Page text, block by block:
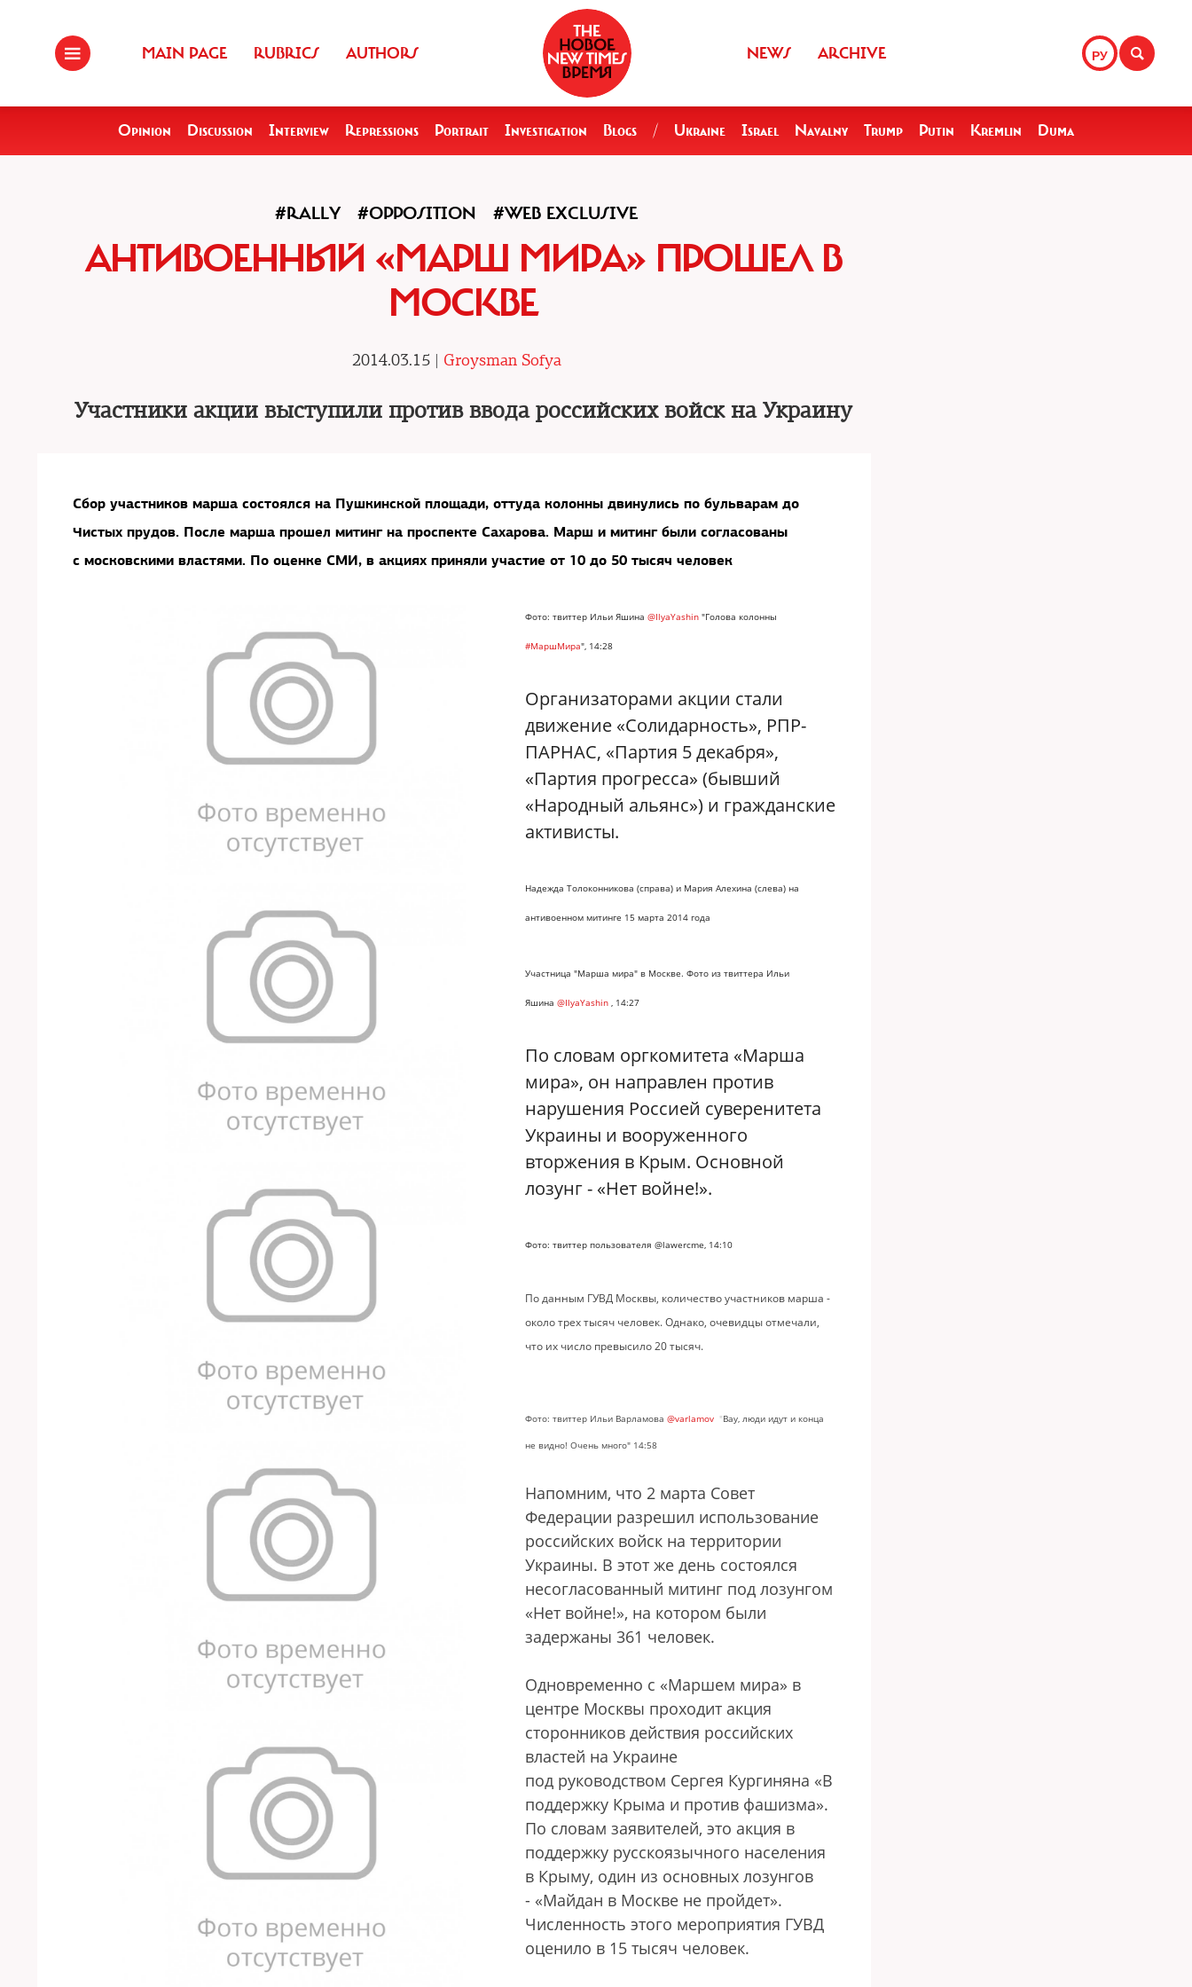
MAIN PAGE RUBRICS AUTHORS РУ
NEWS ARCHIVE
Opinion Discussion Interview Repressions Portrait Investigation Blogs / Ukraine Israel Navalny Trump Putin Kremlin Duma
#RALLY #OPPOSITION #WEB EXCLUSIVE
АНТИВОЕННЫЙ «МАРШ МИРА» ПРОШЕЛ В
МОСКВЕ
2014.03.15 | Groysman Sofya
Участники акции выступили против ввода российских войск на Украину
Сбор участников марша состоялся на Пушкинской площади, оттуда колонны двинулись по бульварам до
Чистых прудов. После марша прошел митинг на проспекте Сахарова. Марш и митинг были согласованы
с московскими властями. По оценке СМИ, в акциях приняли участие от 10 до 50 тысяч человек
Фото: твиттер Ильи Яшина @IlyaYashin "Голова колонны
#МаршМира", 14:28
Организаторами акции стали
движение «Солидарность», РПР-
ПАРНАС, «Партия 5 декабря»,
«Партия прогресса» (бывший
«Народный альянс») и гражданские
активисты.
Надежда Толоконникова (справа) и Мария Алехина (слева) на
антивоенном митинге 15 марта 2014 года
Участница "Марша мира" в Москве. Фото из твиттера Ильи
Яшина @IlyaYashin , 14:27
По словам оргкомитета «Марша
мира», он направлен против
нарушения Россией суверенитета
Украины и вооруженного
вторжения в Крым. Основной
лозунг - «Нет войне!».
Фото: твиттер пользователя @lawercme, 14:10
По данным ГУВД Москвы, количество участников марша -
около трех тысяч человек. Однако, очевидцы отмечали,
что их число превысило 20 тысяч.
Фото: твиттер Ильи Варламова @varlamov "Вау, люди идут и конца
не видно! Очень много" 14:58
Напомним, что 2 марта Совет
Федерации разрешил использование
российских войск на территории
Украины. В этот же день состоялся
несогласованный митинг под лозунгом
«Нет войне!», на котором были
задержаны 361 человек.
Одновременно с «Маршем мира» в
центре Москвы проходит акция
сторонников действия российских
властей на Украине
под руководством Сергея Кургиняна «В
поддержку Крыма и против фашизма».
По словам заявителей, это акция в
поддержку русскоязычного населения
в Крыму, один из основных лозунгов
- «Майдан в Москве не пройдет».
Численность этого мероприятия ГУВД
оценило в 15 тысяч человек.